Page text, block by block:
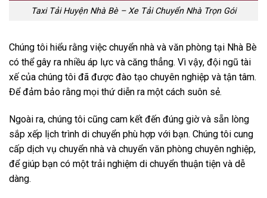
Taxi Tải Huyện Nhà Bè – Xe Tải Chuyển Nhà Trọn Gói
Chúng tôi hiểu rằng việc chuyển nhà và văn phòng tại Nhà Bè
có thể gây ra nhiều áp lực và căng thẳng. Vì vậy, đội ngũ tài
xế của chúng tôi đã được đào tạo chuyên nghiệp và tận tâm.
Để đảm bảo rằng mọi thứ diễn ra một cách suôn sẻ.
Ngoài ra, chúng tôi cũng cam kết đến đúng giờ và sẵn lòng
sắp xếp lịch trình di chuyển phù hợp với bạn. Chúng tôi cung
cấp dịch vụ chuyển nhà và chuyển văn phòng chuyên nghiệp,
để giúp bạn có một trải nghiệm di chuyển thuận tiện và dễ
dàng.